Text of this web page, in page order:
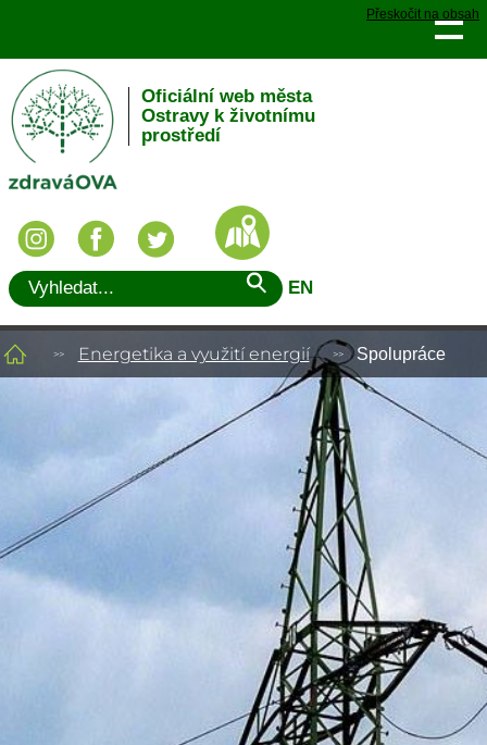
Přeskočit na obsah
Oficiální web města
Ostravy k životnímu
prostředí
EN
Energetika a využití energií Spolupráce